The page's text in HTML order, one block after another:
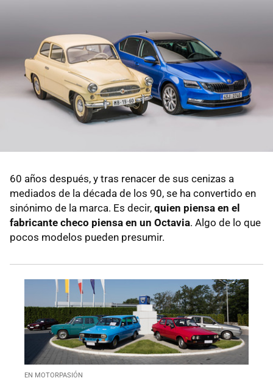
60 años después, y tras renacer de sus cenizas a
mediados de la década de los 90, se ha convertido en
sinónimo de la marca. Es decir, quien piensa en el
fabricante checo piensa en un Octavia. Algo de lo que
pocos modelos pueden presumir.
EN MOTORPASIÓN